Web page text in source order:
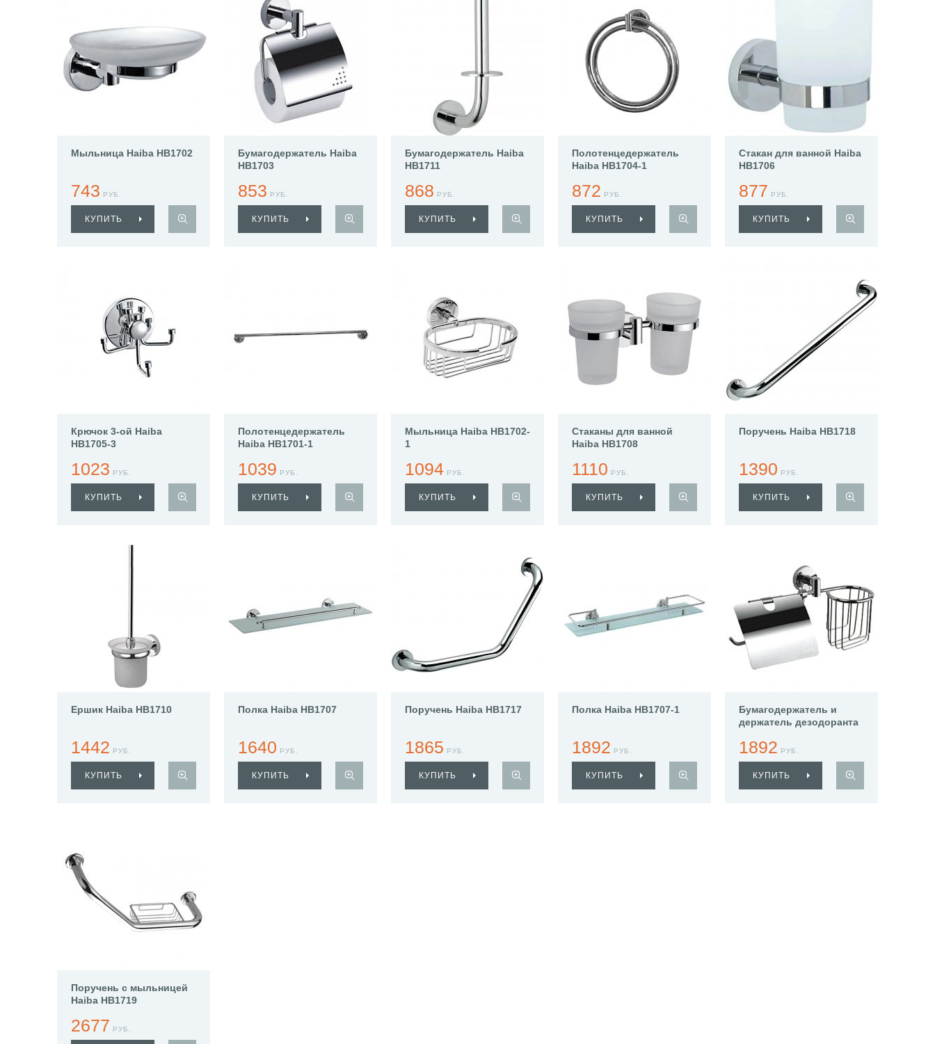
Мыльница Haiba HB1702
743 РУБ.
КУПИТЬ
Бумагодержатель Haiba
HB1703
853 РУБ.
КУПИТЬ
Бумагодержатель Haiba
HB1711
868 РУБ.
КУПИТЬ
Полотенцедержатель
Haiba HB1704-1
872 РУБ.
КУПИТЬ
Стакан для ванной Haiba
HB1706
877 РУБ.
КУПИТЬ
Крючок 3-ой Haiba
HB1705-3
1023 РУБ.
КУПИТЬ
Полотенцедержатель
Haiba HB1701-1
1039 РУБ.
КУПИТЬ
Мыльница Haiba HB1702-
1
1094 РУБ.
КУПИТЬ
Стаканы для ванной
Haiba HB1708
1110 РУБ.
КУПИТЬ
Поручень Haiba HB1718
1390 РУБ.
КУПИТЬ
Ершик Haiba HB1710
1442 РУБ.
КУПИТЬ
Полка Haiba HB1707
1640 РУБ.
КУПИТЬ
Поручень Haiba HB1717
1865 РУБ.
КУПИТЬ
Полка Haiba HB1707-1
1892 РУБ.
КУПИТЬ
Бумагодержатель и
держатель дезодоранта
1892 РУБ.
КУПИТЬ
Поручень с мыльницей
Haiba HB1719
2677 РУБ.